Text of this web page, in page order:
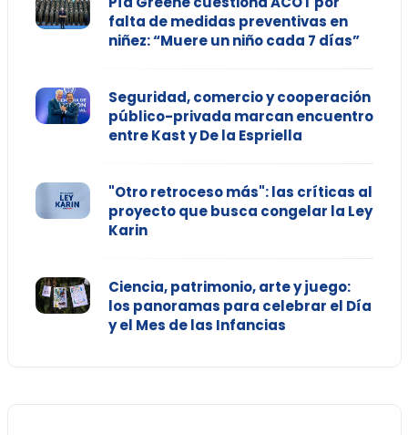
falta de medidas preventivas en
niñez: “Muere un niño cada 7 días”
Seguridad, comercio y cooperación
público-privada marcan encuentro
entre Kast y De la Espriella
"Otro retroceso más": las críticas al
proyecto que busca congelar la Ley
Karin
Ciencia, patrimonio, arte y juego:
los panoramas para celebrar el Día
y el Mes de las Infancias